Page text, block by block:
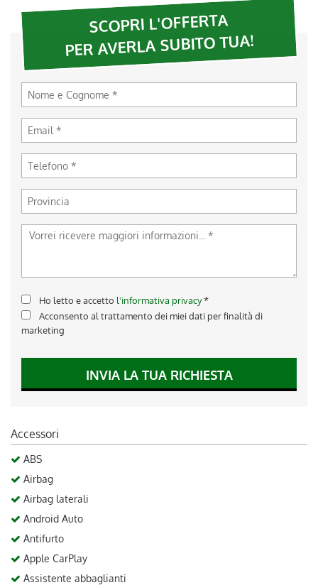
SCOPRI L'OFFERTA
PER AVERLA SUBITO TUA!
Ho letto e accetto l'informativa privacy*
Acconsento al trattamento dei miei dati per finalità di
marketing
INVIA LA TUA RICHIESTA
Accessori
ABS
Airbag
Airbag laterali
Android Auto
Antifurto
Apple CarPlay
Assistente abbaglianti